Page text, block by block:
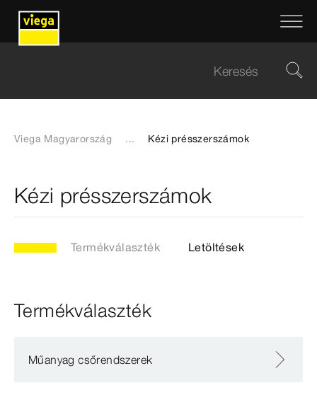
Viega Magyarország ... Kézi présszerszámok
Kézi présszerszámok
Termékválaszték Letöltések
Termékválaszték
Műanyag csőrendszerek